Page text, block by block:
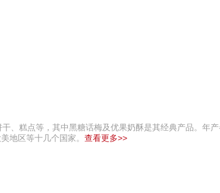
、糕点等，其中黑糖话梅及优果奶酥是其经典产品。年
地区等十几个国家。 查看更多>>